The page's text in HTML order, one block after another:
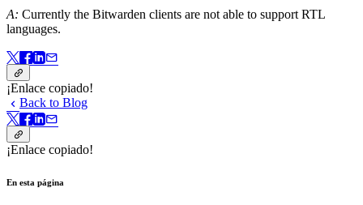
A: Currently the Bitwarden clients are not able to support RTL
languages.
¡Enlace copiado!
Back to Blog
¡Enlace copiado!
En esta página